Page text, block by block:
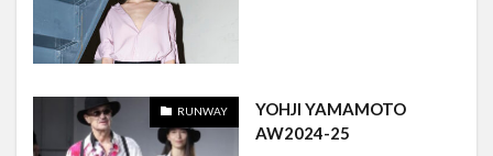
RUNWAY
YOHJI YAMAMOTO
AW2024-25